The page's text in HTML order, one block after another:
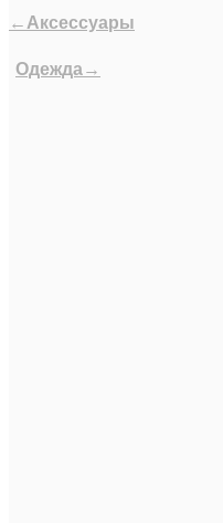
←Аксессуары
Одежда→